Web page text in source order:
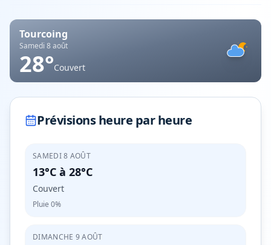
Tourcoing
Samedi 8 août
28°Couvert
Prévisions heure par heure
SAMEDI 8 AOÛT
13°C à 28°C
Couvert
Pluie 0%
DIMANCHE 9 AOÛT